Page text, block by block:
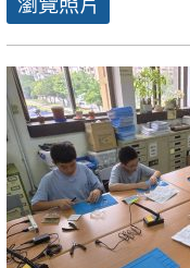
瀏覽照片